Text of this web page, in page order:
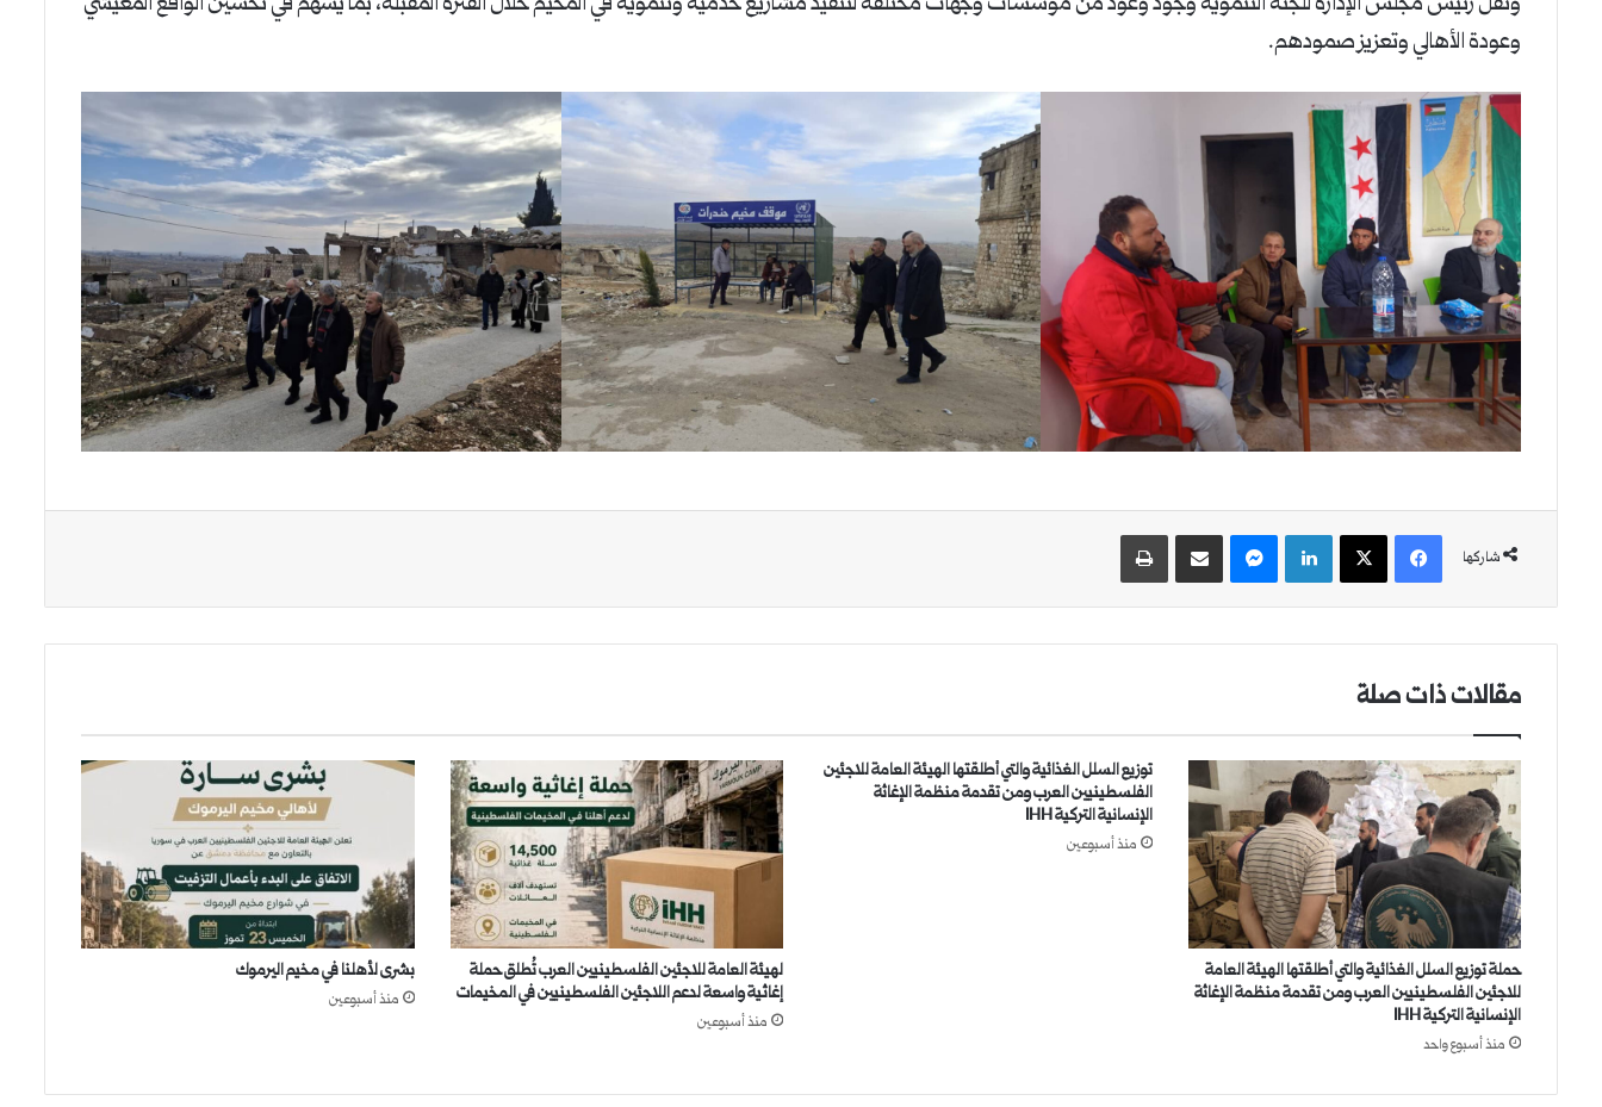
وعودة الأهالي وتعزيز صمودهم.
شاركها
فيسبوك‫X لينكدإن ماسنجر مشاركة عبر البريد طباعة
مقالات ذات صلة
حملة توزيع السلل الغذائية والتي أطلقتها الهيئة العامة
للاجئين الفلسطينيين العرب ومن تقدمة منظمة الإغاثة
الإنسانية التركية IHH
منذ أسبوع واحد
توزيع السلل الغذائية والتي أطلقتها الهيئة العامة للاجئين
الفلسطينيين العرب ومن تقدمة منظمة الإغاثة
الإنسانية التركية IHH
منذ أسبوعين
لهيئة العامة للاجئين الفلسطينيين العرب تُطلق حملة
إغاثية واسعة لدعم اللاجئين الفلسطينيين في المخيمات
منذ أسبوعين
بشرى لأهلنا في مخيم اليرموك
منذ أسبوعين